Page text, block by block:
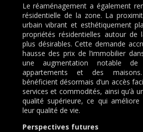
Le réaménagement a également
résidentielle de la zone. La
urbain vibrant et esthétiquement
propriétés résidentielles autour de
plus désirables. Cette demande
hausse des prix de l’immobilier
une augmentation notable
appartements et des
bénéficient désormais d’un accès
services et commodités, ainsi qu’à
qualité supérieure, ce qui améliore
leur qualité de vie.
Perspectives futures